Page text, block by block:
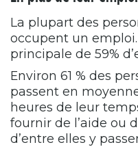
La plupart des
occupent un
principale de 59%
Environ 61 % des
passent en
heures de leur
fournir de l’aide ou
d’entre elles y